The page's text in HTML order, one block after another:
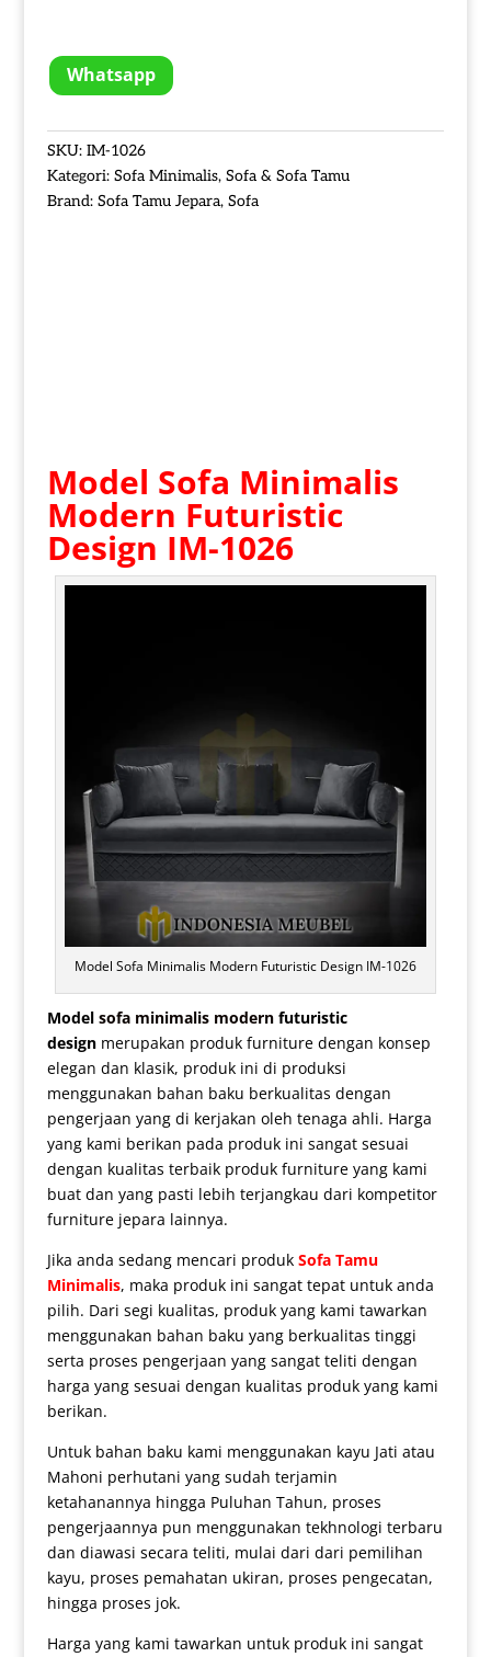
Whatsapp
SKU: IM-1026
Kategori: Sofa Minimalis, Sofa & Sofa Tamu
Brand: Sofa Tamu Jepara, Sofa
Model Sofa Minimalis
Modern Futuristic
Design IM-1026
Model Sofa Minimalis Modern Futuristic Design IM-1026
Model sofa minimalis modernfuturistic
designmerupakan produk furniture dengan konsep
elegan dan klasik, produk ini di produksi
menggunakan bahan baku berkualitas dengan
pengerjaan yang di kerjakan oleh tenaga ahli. Harga
yang kami berikan pada produk ini sangat sesuai
dengan kualitas terbaik produk furniture yang kami
buat dan yang pasti lebih terjangkau dari kompetitor
furniture jepara lainnya.
Jika anda sedang mencari produk Sofa Tamu
Minimalis, maka produk ini sangat tepat untuk anda
pilih. Dari segi kualitas, produk yang kami tawarkan
menggunakan bahan baku yang berkualitas tinggi
serta proses pengerjaan yang sangat teliti dengan
harga yang sesuai dengan kualitas produk yang kami
berikan.
Untuk bahan baku kami menggunakan kayu Jati atau
Mahoni perhutani yang sudah terjamin
ketahanannya hingga Puluhan Tahun, proses
pengerjaannya pun menggunakan tekhnologi terbaru
dan diawasi secara teliti, mulai dari dari pemilihan
kayu, proses pemahatan ukiran, proses pengecatan,
hingga proses jok.
Harga yang kami tawarkan untuk produk ini sangat